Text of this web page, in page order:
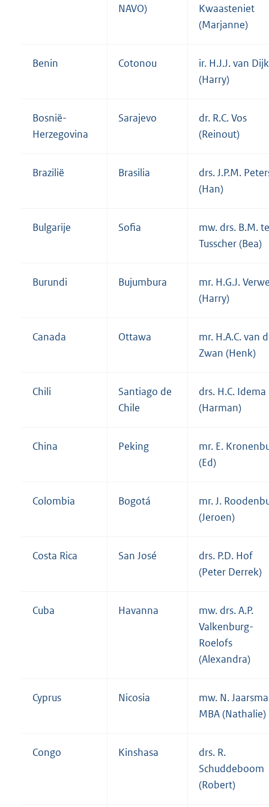
NAVO)
Kwaasteniet
(Marjanne)
Benin Cotonou
ir. H.J.J. van Dijk
(Harry)
Bosnië-
Herzegovina
Sarajevo
dr. R.C. Vos
(Reinout)
Brazilië Brasilia
drs. J.P.M.
(Han)
Bulgarije Sofia
mw. drs. B.M.
Tusscher (Bea)
Burundi Bujumbura
mr. H.G.J.
(Harry)
Canada Ottawa
mr. H.A.C. van
Zwan (Henk)
Chili
Santiago de
Chile
drs. H.C. Idema
(Harman)
China Peking
mr. E.
(Ed)
Colombia Bogotá
mr. J.
(Jeroen)
Costa Rica San José
drs. P.D. Hof
(Peter Derrek)
Cuba Havanna
mw. drs. A.P.
Valkenburg-
Roelofs
(Alexandra)
Cyprus Nicosia
mw. N. Jaarsma
MBA (Nathalie)
Congo Kinshasa
drs. R.
Schuddeboom
(Robert)